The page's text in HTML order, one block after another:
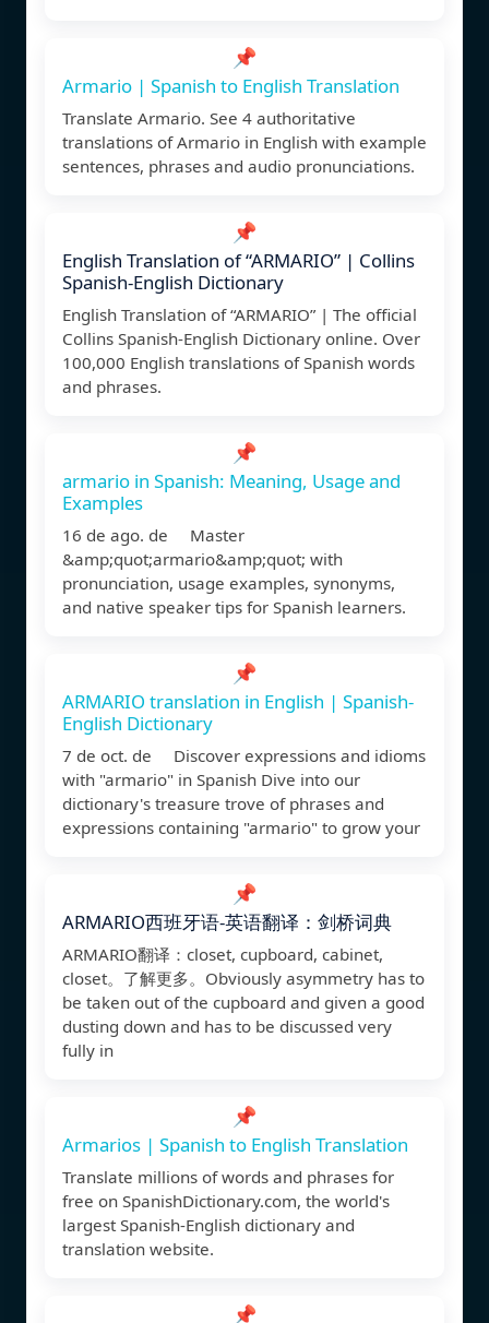
📌
Armario | Spanish to English Translation
Translate Armario. See 4 authoritative
translations of Armario in English with example
sentences, phrases and audio pronunciations.
📌
English Translation of “ARMARIO” | Collins
Spanish-English Dictionary
English Translation of “ARMARIO” | The official
Collins Spanish-English Dictionary online. Over
100,000 English translations of Spanish words
and phrases.
📌
armario in Spanish: Meaning, Usage and
Examples
16 de ago. de Master
&amp;quot;armario&amp;quot; with
pronunciation, usage examples, synonyms,
and native speaker tips for Spanish learners.
📌
ARMARIO translation in English | Spanish-
English Dictionary
7 de oct. de Discover expressions and idioms
with "armario" in Spanish Dive into our
dictionary's treasure trove of phrases and
expressions containing "armario" to grow your
📌
ARMARIO西班牙语-英语翻译：剑桥词典
ARMARIO翻译：closet, cupboard, cabinet,
closet。了解更多。Obviously asymmetry has to
be taken out of the cupboard and given a good
dusting down and has to be discussed very
fully in
📌
Armarios | Spanish to English Translation
Translate millions of words and phrases for
free on SpanishDictionary.com, the world's
largest Spanish-English dictionary and
translation website.
📌